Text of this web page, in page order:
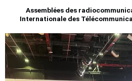
Assemblées des
Internationale des